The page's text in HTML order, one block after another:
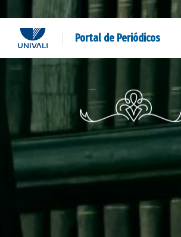
Portal de Periódicos